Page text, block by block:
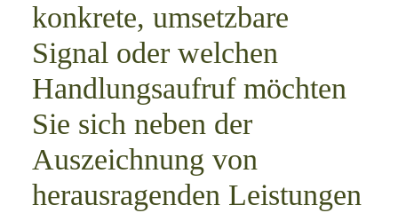
konkrete, umsetzbare
Signal oder welchen
Handlungsaufruf möchten
Sie sich neben der
Auszeichnung von
herausragenden Leistungen